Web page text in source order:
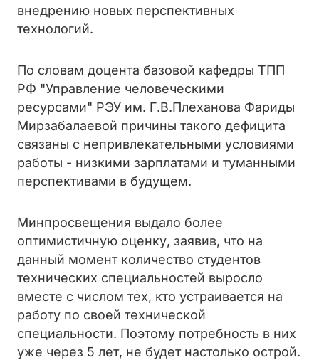
внедрению новых перспективных
технологий.
По словам доцента базовой кафедры ТПП
РФ "Управление человеческими
ресурсами" РЭУ им. Г.В.Плеханова Фариды
Мирзабалаевой причины такого дефицита
связаны с непривлекательными условиями
работы - низкими зарплатами и туманными
перспективами в будущем.
Минпросвещения выдало более
оптимистичную оценку, заявив, что на
данный момент количество студентов
технических специальностей выросло
вместе с числом тех, кто устраивается на
работу по своей технической
специальности. Поэтому потребность в них
уже через 5 лет, не будет настолько острой.